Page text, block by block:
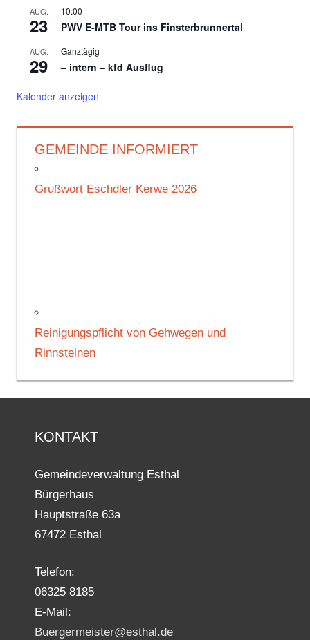
AUG.
23
10:00
PWV E-MTB Tour ins Finsterbrunnertal
AUG.
29
Ganztägig
– intern – kfd Ausflug
Kalender anzeigen
GEMEINDE INFORMIERT
Grußwort Eschdler Kerwe 2026
Reinigungspflicht von Gehwegen und
Rinnsteinen
KONTAKT
Gemeindeverwaltung Esthal
Bürgerhaus
Hauptstraße 63a
67472 Esthal
Telefon:
06325 8185
E-Mail:
Buergermeister@esthal.de